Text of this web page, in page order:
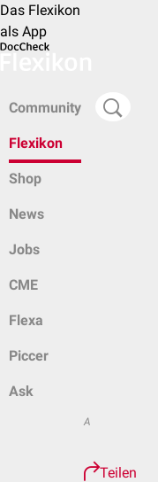
Das Flexikon
als App
Community
Flexikon
Shop
News
Jobs
CME
Flexa
Piccer
Ask
A
Teilen